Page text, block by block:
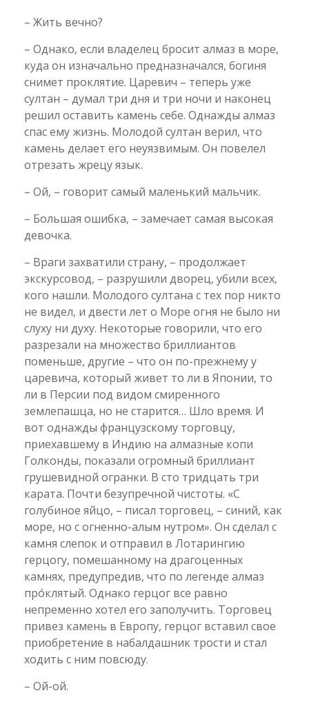
– Жить вечно?
– Однако, если владелец бросит алмаз в море,
куда он изначально предназначался, богиня
снимет проклятие. Царевич – теперь уже
султан – думал три дня и три ночи и наконец
решил оставить камень себе. Однажды алмаз
спас ему жизнь. Молодой султан верил, что
камень делает его неуязвимым. Он повелел
отрезать жрецу язык.
– Ой, – говорит самый маленький мальчик.
– Большая ошибка, – замечает самая высокая
девочка.
– Враги захватили страну, – продолжает
экскурсовод, – разрушили дворец, убили всех,
кого нашли. Молодого султана с тех пор никто
не видел, и двести лет о Море огня не было ни
слуху ни духу. Некоторые говорили, что его
разрезали на множество бриллиантов
поменьше, другие – что он по-прежнему у
царевича, который живет то ли в Японии, то
ли в Персии под видом смиренного
землепашца, но не старится… Шло время. И
вот однажды французскому торговцу,
приехавшему в Индию на алмазные копи
Голконды, показали огромный бриллиант
грушевидной огранки. В сто тридцать три
карата. Почти безупречной чистоты. «С
голубиное яйцо, – писал торговец, – синий, как
море, но с огненно-алым нутром». Он сделал с
камня слепок и отправил в Лотарингию
герцогу, помешанному на драгоценных
камнях, предупредив, что по легенде алмаз
прóклятый. Однако герцог все равно
непременно хотел его заполучить. Торговец
привез камень в Европу, герцог вставил свое
приобретение в набалдашник трости и стал
ходить с ним повсюду.
– Ой-ой.